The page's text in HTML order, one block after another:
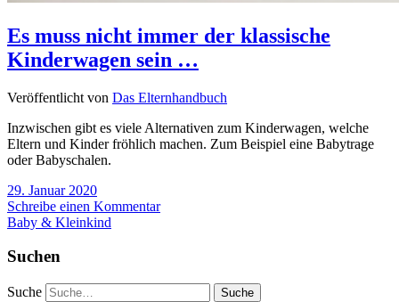
Es muss nicht immer der klassische
Kinderwagen sein …
Veröffentlicht von Das Elternhandbuch
Inzwischen gibt es viele Alternativen zum Kinderwagen, welche
Eltern und Kinder fröhlich machen. Zum Beispiel eine Babytrage
oder Babyschalen.
29. Januar 2020
Schreibe einen Kommentar
Baby & Kleinkind
Suchen
Suche